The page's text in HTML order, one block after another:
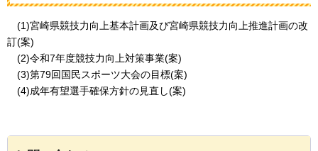
(1)宮崎県競技力向上基本計画及び宮崎県競技力向上推進計画の改
訂(案)
(2)令和7年度競技力向上対策事業(案)
(3)第79回国民スポーツ大会の目標(案)
(4)成年有望選手確保方針の見直し(案)